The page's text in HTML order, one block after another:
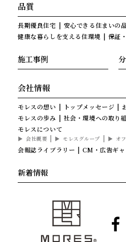
品質
長期優良住宅
安心できる住まいの
健康な暮らしを支える住環境
保証
施工事例
会社情報
モレスの想い トップメッセージ
モレスの歩み
社会・環境への取り
モレスについて
会社概要 モレスグループ オ
会報誌ライブラリー CM・広告ギ
新着情報